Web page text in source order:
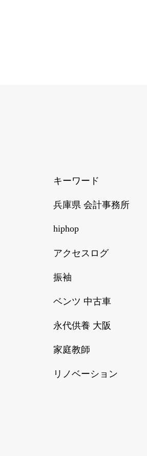
キーワード
兵庫県 会計事務所
hiphop
アクセスログ
振袖
ベンツ 中古車
永代供養 大阪
家庭教師
リノベーション